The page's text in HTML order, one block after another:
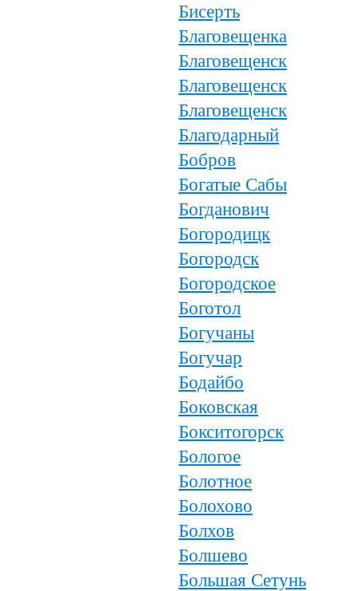
Бисерть
Благовещенка
Благовещенск
Благовещенск
Благовещенск
Благодарный
Бобров
Богатые Сабы
Богданович
Богородицк
Богородск
Богородское
Боготол
Богучаны
Богучар
Бодайбо
Боковская
Бокситогорск
Бологое
Болотное
Болохово
Болхов
Болшево
Большая Сетунь